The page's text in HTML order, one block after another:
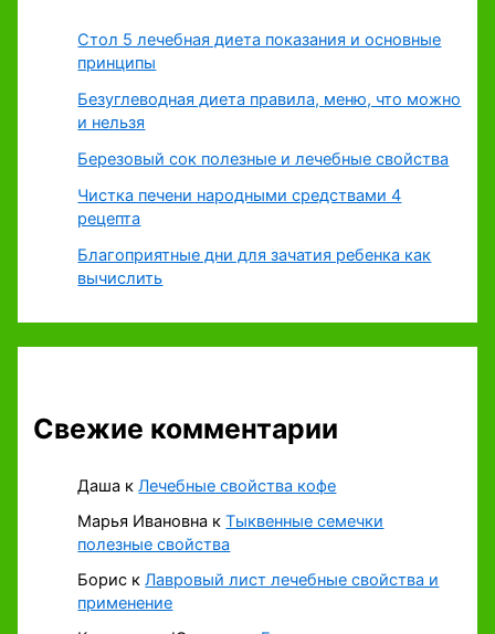
Стол 5 лечебная диета показания и основные
принципы
Безуглеводная диета правила, меню, что можно
и нельзя
Березовый сок полезные и лечебные свойства
Чистка печени народными средствами 4
рецепта
Благоприятные дни для зачатия ребенка как
вычислить
Свежие комментарии
Даша кЛечебные свойства кофе
Марья Ивановна кТыквенные семечки
полезные свойства
Борис кЛавровый лист лечебные свойства и
применение